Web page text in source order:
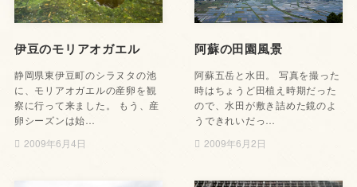
伊豆のモリアオガエル
静岡県東伊豆町のシラヌタの池
に、モリアオガエルの産卵を観
察に行って来ました。 もう、産
卵シーズンは始…
2009年6月4日
阿蘇の田園風景
阿蘇五岳と水田。 写真を撮った
時はちょうど田植え時期だった
ので、水田が敷き詰めた鏡のよ
うできれいだっ…
2009年6月2日